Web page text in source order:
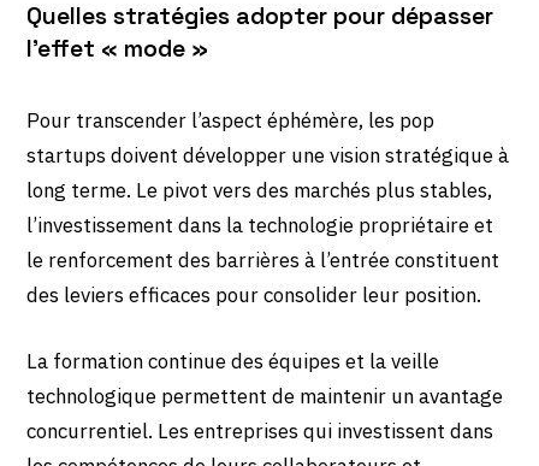
Quelles stratégies adopter pour dépasser
l’effet « mode »
Pour transcender l’aspect éphémère, les pop
startups doivent développer une vision stratégique à
long terme. Le pivot vers des marchés plus stables,
l’investissement dans la technologie propriétaire et
le renforcement des barrières à l’entrée constituent
des leviers efficaces pour consolider leur position.
La formation continue des équipes et la veille
technologique permettent de maintenir un avantage
concurrentiel. Les entreprises qui investissent dans